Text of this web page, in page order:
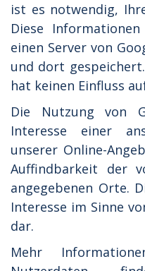
ist es notwendig,
Diese
einen Server von
und dort
hat keinen Einfluss
Die Nutzung von
Interesse einer
unserer Online-
Auffindbarkeit der
angegebenen Orte.
Interesse im Sinne
dar.
Mehr